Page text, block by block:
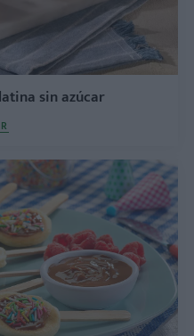
sin azúcar